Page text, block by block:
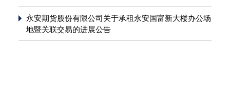
永安期货股份有限公司关于承租永安国富新大楼办公场
地暨关联交易的进展公告